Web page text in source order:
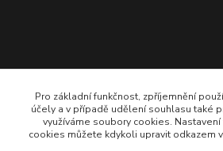
775724471, 773177017
Pro základní funkčnost, zpříjemnění
účely a v případě udělení souhlasu také
využíváme soubory cookies.
cookies můžete kdykoli upravit odkazem